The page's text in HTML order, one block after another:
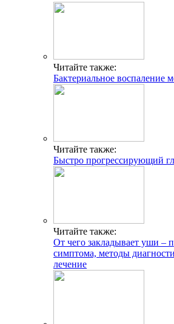
Читайте также:
Бактериальное воспаление
Читайте также:
Быстро прогрессирующий
Читайте также:
От чего закладывает уши –
симптома, методы
лечение